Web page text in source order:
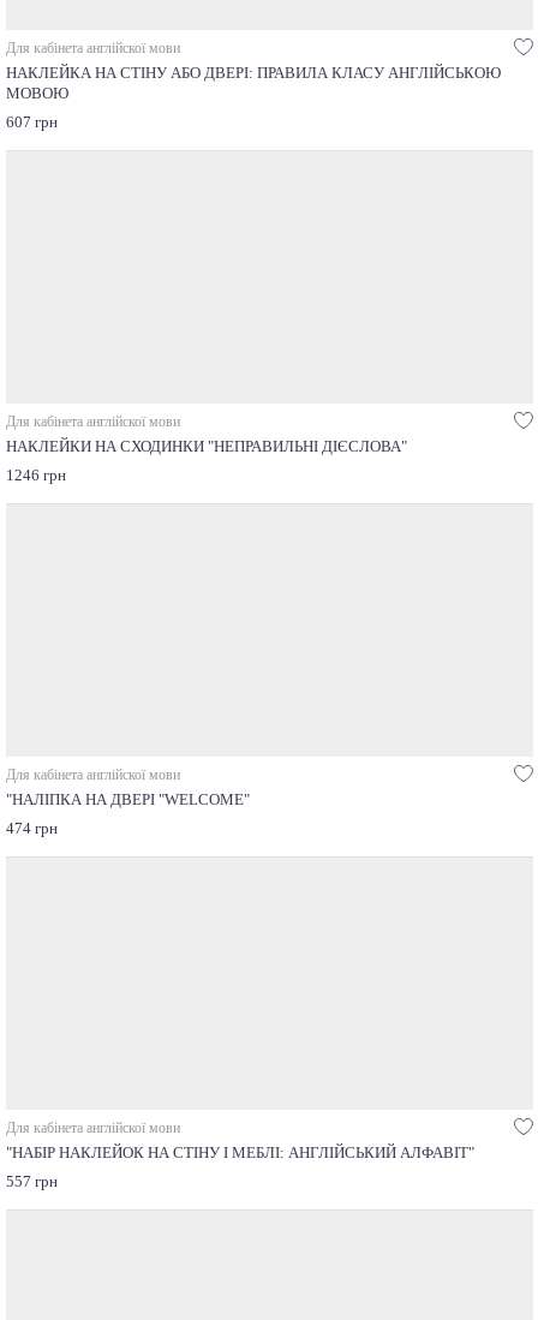
Для кабінета англійскої мови
НАКЛЕЙКА НА СТІНУ АБО ДВЕРІ: ПРАВИЛА КЛАСУ АНГЛІЙСЬКОЮ
МОВОЮ
607 грн
Для кабінета англійскої мови
НАКЛЕЙКИ НА СХОДИНКИ "НЕПРАВИЛЬНІ ДІЄСЛОВА"
1246 грн
Для кабінета англійскої мови
"НАЛІПКА НА ДВЕРІ "WELCOME"
474 грн
Для кабінета англійскої мови
"НАБІР НАКЛЕЙОК НА СТІНУ І МЕБЛІ: AНГЛІЙСЬКИЙ АЛФАВІТ"
557 грн